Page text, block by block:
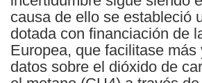
causa de ello se estableció
dotada con financiación de
Europea, que facilitase más
datos sobre el dióxido de